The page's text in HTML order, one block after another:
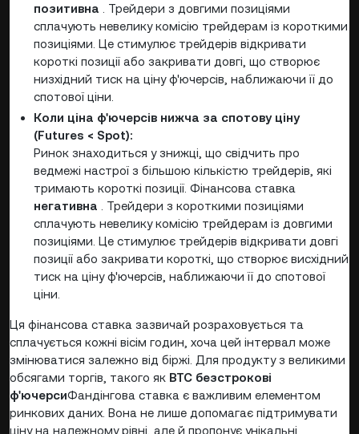
позитивна
. Трейдери з довгими позиціями
сплачують невелику комісію трейдерам із короткими
позиціями. Це стимулює трейдерів відкривати
короткі позиції або закривати довгі, що створює
низхідний тиск на ціну ф'ючерсів, наближаючи її до
спотової ціни.
Коли ціна ф'ючерсів нижча за спотову ціну
(Futures < Spot):
Ринок знаходиться у знижці, що свідчить про
ведмежі настрої з більшою кількістю трейдерів, які
тримають короткі позиції. Фінансова ставка
негативна
. Трейдери з короткими позиціями
сплачують невелику комісію трейдерам із довгими
позиціями. Це стимулює трейдерів відкривати довгі
позиції або закривати короткі, що створює висхідний
тиск на ціну ф'ючерсів, наближаючи її до спотової
ціни.
Ця фінансова ставка зазвичай розраховується та
сплачується кожні вісім годин, хоча цей інтервал може
змінюватися залежно від біржі. Для продукту з великими
обсягами торгів, такого як BTC безстрокові
ф'ючерсиФандінгова ставка є важливим елементом
ринкових даних. Вона не лише допомагає підтримувати
ціну на належному рівні, але й пропонує унікальні